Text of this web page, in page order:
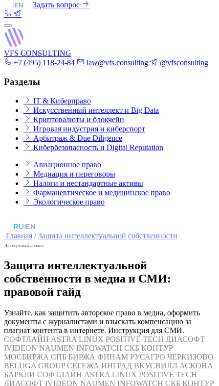
|EN Задать вопрос
VFS CONSULTING
+7 (495) 118-24-84
law@vfs.consulting @vfsconsulting
Разделы
IT & Киберправо
Искусственный интеллект и Big Data
Криптовалюты и блокчейн
Игровая индустрия и киберспорт
Арбитраж & Due Diligence
Кибербезопасность и Digital Reputation
Авиационное право
Медиация и переговоры
Налоги и нестандартные активы
Фармацевтическое и медицинское право
Экологическое право
RU|EN
Главная /Защита интеллектуальной собственности
Экспертный анализ
Защита интеллектуальной
собственности в медиа и СМИ:
правовой гайд
Узнайте, как защитить авторское право в медиа, оформить
документы с журналистами и взыскать компенсацию за
плагиат контента в интернете. Инструкция для СМИ.
СОФТЛАЙН ASTRA LINUX POSITIVE TECH ДИАСОФТ
IVIDEON NAUMEN INFOWATCH СКБ КОНТУР
МОСБИРЖА СПБ БИРЖА ФИНАМ РУСАГРО ЧЕРКИЗОВО
BELUGA GROUP СЕГЕЖА ИНГРАД ВКУСВИЛЛ АСКОНА
БАРКЛИ СОФТЛАЙН ASTRA LINUX POSITIVE TECH
ДИАСОФТ IVIDEON NAUMEN INFOWATCH СКБ КОНТУР